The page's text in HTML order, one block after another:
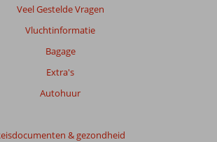
Veel Gestelde Vragen
Vluchtinformatie
Bagage
Extra's
Autohuur
& gezondheid